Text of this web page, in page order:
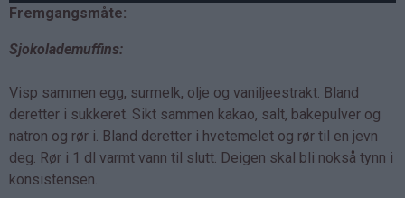
Fremgangsmåte:
Sjokolademuffins:
Visp sammen egg, surmelk, olje og vaniljeestrakt. Bland
deretter i sukkeret. Sikt sammen kakao, salt, bakepulver og
natron og rør i. Bland deretter i hvetemelet og rør til en jevn
deg. Rør i 1 dl varmt vann til slutt. Deigen skal bli nokså tynn i
konsistensen.